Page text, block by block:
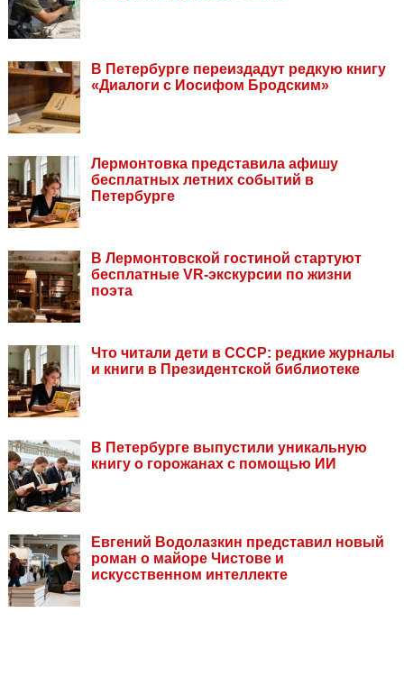
В Петербурге переиздадут редкую книгу
«Диалоги с Иосифом Бродским»
Лермонтовка представила афишу
бесплатных летних событий в
Петербурге
В Лермонтовской гостиной стартуют
бесплатные VR-экскурсии по жизни
поэта
Что читали дети в СССР: редкие журналы
и книги в Президентской библиотеке
В Петербурге выпустили уникальную
книгу о горожанах с помощью ИИ
Евгений Водолазкин представил новый
роман о майоре Чистове и
искусственном интеллекте